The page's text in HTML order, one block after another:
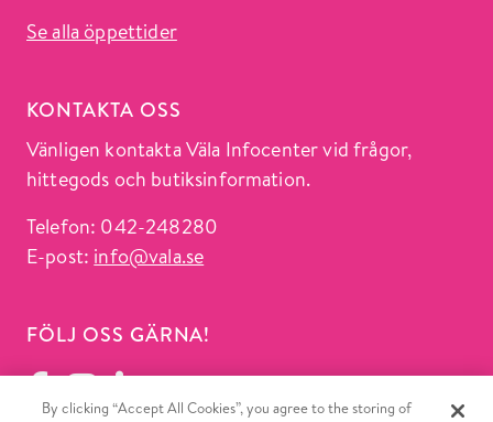
Se alla öppettider
KONTAKTA OSS
Vänligen kontakta Väla Infocenter vid frågor,
hittegods och butiksinformation.
Telefon: 042-248280
E-post: info@vala.se
FÖLJ OSS GÄRNA!
By clicking “Accept All Cookies”, you agree to the storing of